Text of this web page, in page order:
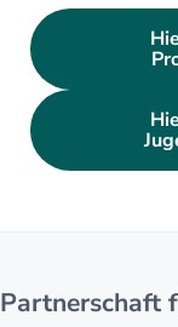
Partnerschaft